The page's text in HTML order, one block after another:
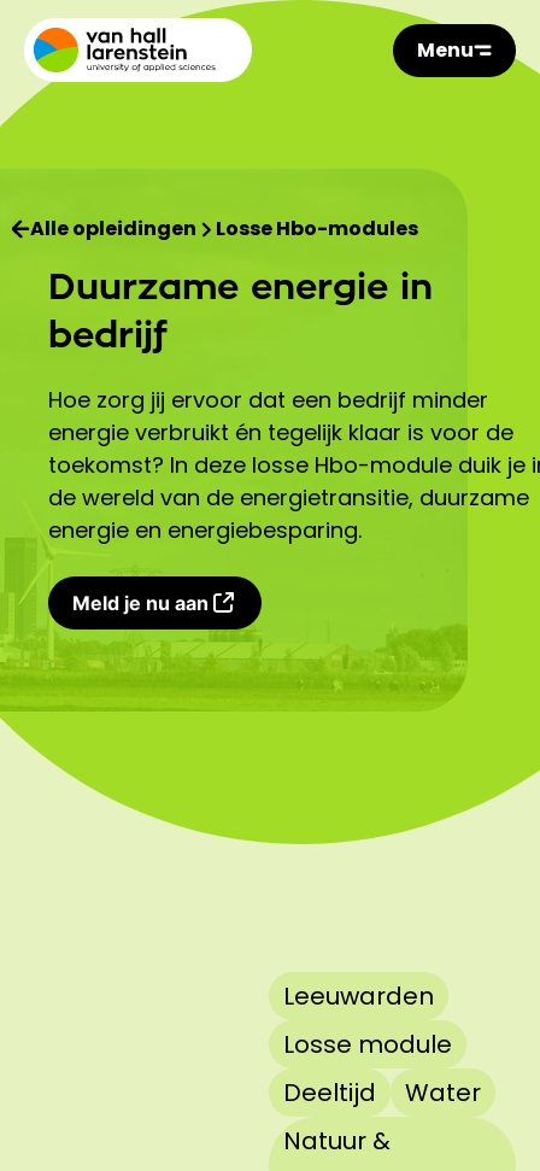
Menu
Alle opleidingen Losse Hbo-modules
Duurzame energie in
bedrijf
Hoe zorg jij ervoor dat een bedrijf minder
energie verbruikt én tegelijk klaar is voor de
toekomst? In deze losse Hbo-module duik je
de wereld van de energietransitie, duurzame
energie en energiebesparing.
Meld je nu aan
Leeuwarden
Losse module
Deeltijd
Water
Natuur &